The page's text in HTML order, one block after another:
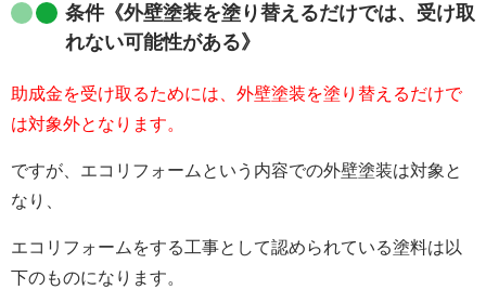
条件《外壁塗装を塗り替えるだけでは、受け取
れない可能性がある》
助成金を受け取るためには、外壁塗装を塗り替えるだけで
は対象外となります。
ですが、エコリフォームという内容での外壁塗装は対象と
なり、
エコリフォームをする工事として認められている塗料は以
下のものになります。